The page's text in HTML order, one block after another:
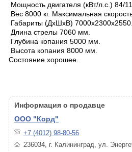
Мощность двигателя (кВт/л.с.) 84/
Вес 8000 кг. Максимальная
Габариты (ДхШхВ) 7000х2300х2550.
Длина стрелы 7060 мм.
Глубина копания 5000 мм.
Высота копания 8000 мм.
Состояние хорошее.
Информация о продавце
ООО "Корд"
+7 (4012) 98-80-56
236034, г. Калининград, ул.